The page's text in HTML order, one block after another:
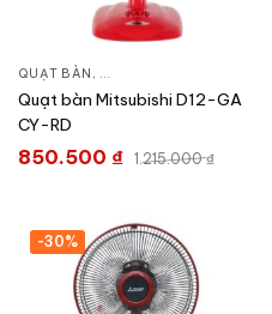
QUẠT BÀN , QUẠT ĐIỆN, QUẠT TRẦN
Quạt bàn Mitsubishi D12-GA
CY-RD
850.500 ₫ 1.215.000₫
-30%